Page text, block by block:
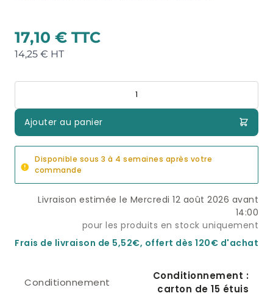
17,10 €
14,25 €
Ajouter au panier
Disponible sous 3 à 4 semaines après votre
commande
Livraison estimée le Mercredi 12 août 2026 avant
14:00
pour les produits en stock uniquement
Frais de livraison de 5,52€, offert dès 120€ d'achat
Conditionnement
Conditionnement :
carton de 15 étuis